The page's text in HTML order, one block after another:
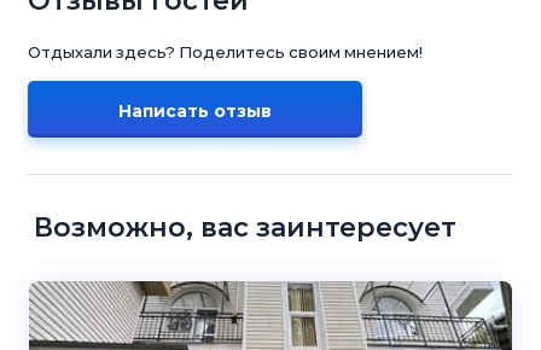
Отдыхали здесь? Поделитесь своим мнением!
Написать отзыв
Возможно, вас заинтересует